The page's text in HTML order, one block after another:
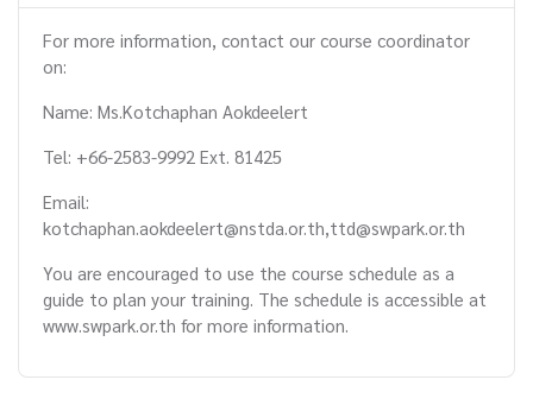
For more information, contact our course coordinator
on:
Name: Ms.Kotchaphan Aokdeelert
Tel: +66-2583-9992 Ext. 81425
Email:
kotchaphan.aokdeelert@nstda.or.th,ttd@swpark.or.th
You are encouraged to use the course schedule as a
guide to plan your training. The schedule is accessible at
www.swpark.or.th for more information.